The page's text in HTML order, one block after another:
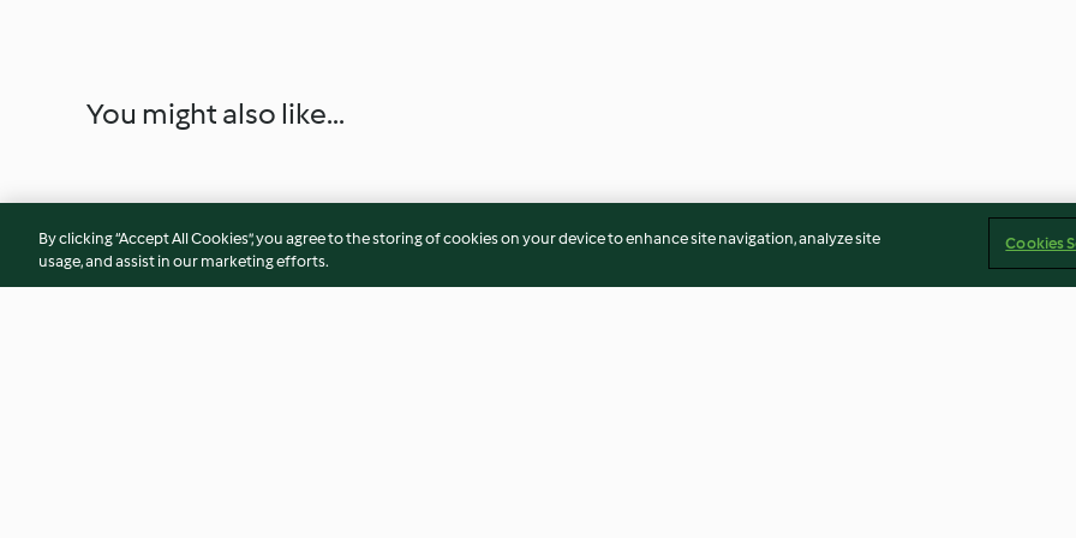
You might also like...
By clicking “Accept All Cookies”, you agree to the storing of cookies on your device to enhance site navigation, analyze site
usage, and assist in our marketing efforts.
Cookies